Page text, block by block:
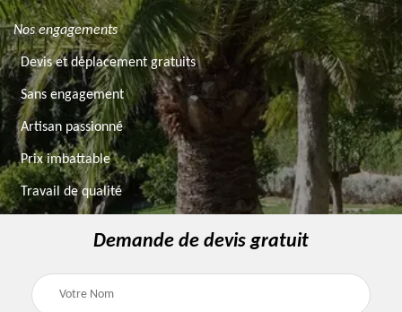
Nos engagements
Devis et déplacement gratuits
Sans engagement
Artisan passionné
Prix imbattable
Travail de qualité
Demande de devis gratuit